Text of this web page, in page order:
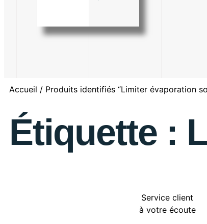
Accueil / Produits identifiés “Limiter évaporation
Étiquette :
Service client
à votre écoute